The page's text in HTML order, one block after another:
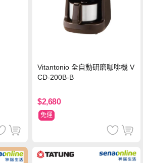
Vitantonio 全自動研磨咖啡機 V
CD-200B-B
$2,680
免運